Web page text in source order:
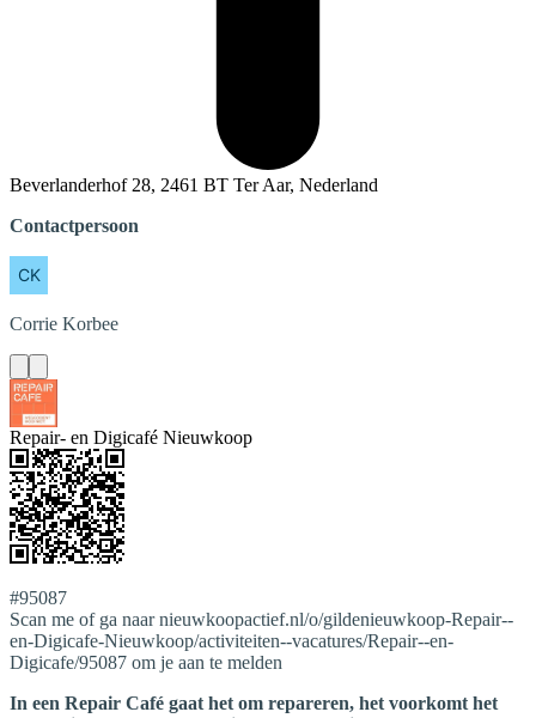
Beverlanderhof 28, 2461 BT Ter Aar, Nederland
Contactpersoon
Corrie Korbee
Repair- en Digicafé Nieuwkoop
#95087
Scan me of ga naar nieuwkoopactief.nl/o/gildenieuwkoop-Repair--
en-Digicafe-Nieuwkoop/activiteiten--vacatures/Repair--en-
Digicafe/95087 om je aan te melden
In een Repair Café gaat het om repareren, het voorkomt het